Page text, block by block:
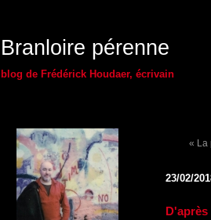
Branloire pérenne
blog de Frédérick Houdaer, écrivain
« La
23/02/
D'après